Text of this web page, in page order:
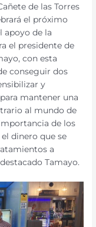
de las Torres
el próximo
apoyo de la
el presidente de
con esta
conseguir dos
y
mantener una
al mundo de
de los
dinero que se
a
Tamayo.